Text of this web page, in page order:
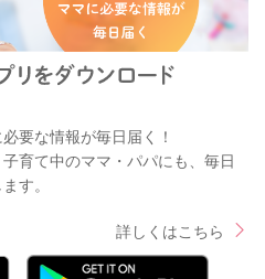
要な情報が毎日届く！
育て中のママ・パパにも、毎日
す。
詳しくはこちら